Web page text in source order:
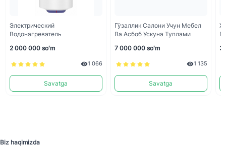
Электрический
Водонагреватель
2 000 000 so'm
1 066
Savatga
Гўзаллик Салони Учун Мебел
Ва Асбоб Ускуна Туплами
7 000 000 so'm
1 135
Savatga
Biz haqimizda